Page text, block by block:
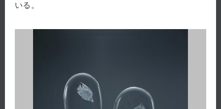
いる。